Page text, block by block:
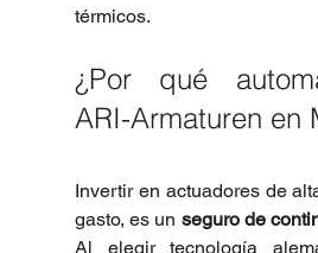
térmicos.
¿Por qué
ARI-Armaturen en
Invertir en actuadores de
gasto, es un seguro de
Al elegir tecnología